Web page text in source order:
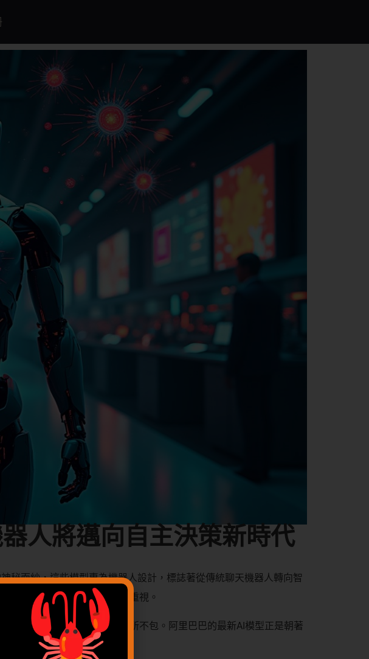
人將邁向自主決策新時代
秘面紗，這些模型專為機器人設計，標誌著從傳統聊天機器人轉向智
科技界對於智能代理技術的重視。
家庭助理到工業自動化，無所不包。阿里巴巴的最新AI模型正是朝著